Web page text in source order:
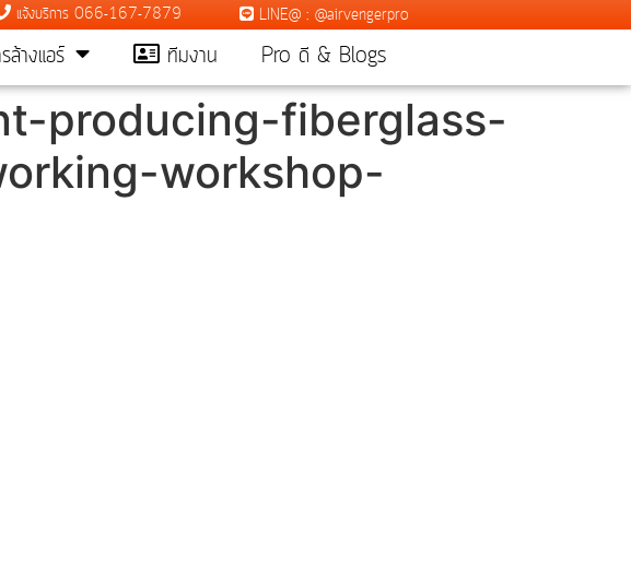
แจ้งบริการ 066-167-7879 LINE@ : @airvengerpro
างแอร์ ทีมงาน Pro ดี & Blogs
producing-fiberglass-
workshop-